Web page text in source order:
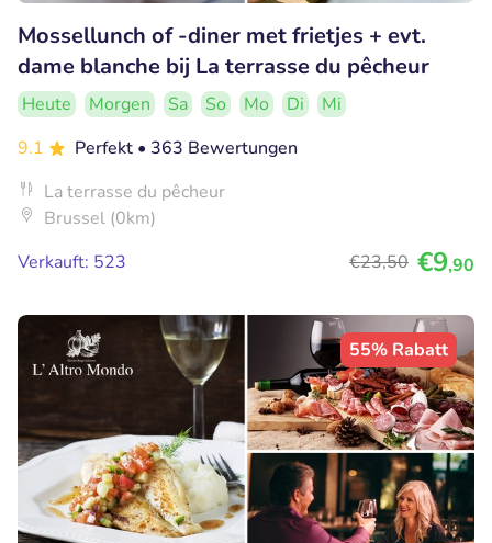
Mossellunch of -diner met frietjes + evt.
dame blanche bij La terrasse du pêcheur
Heute Morgen Sa So Mo Di
Mi
9.1
Perfekt • 363 Bewertungen
La terrasse du pêcheur
Brussel (0km)
Verkauft: 523
€23,50 €9,90
55% Rabatt